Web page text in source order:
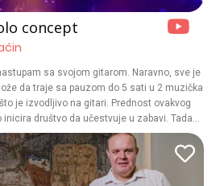
concept
sa svojom gitarom. Naravno, sve je
da traje sa pauzom do 5 sati u 2 muzička
na gitari. Prednost ovakvog
društvo da učestvuje u zabavi. Tada
često bude vrlo interaktivno gde zvanice
mnom. Ovakav vid zabave
raznih porodičnih jubileja, uspeha,
klijenti za “team building”-e zaposlenih van